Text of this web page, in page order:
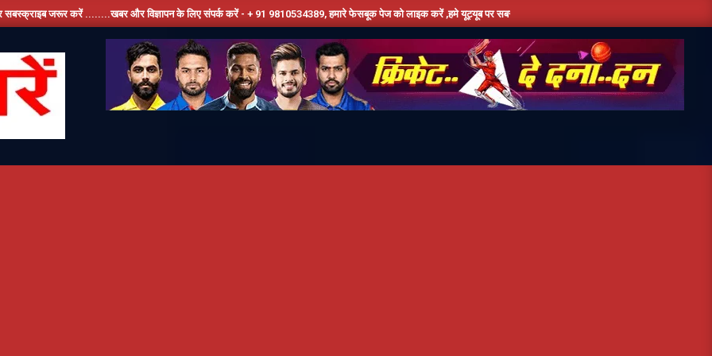
और विज्ञापन के लिए संपर्क करें - + 91 9810534389, हमारे फेसबूक पेज को लाइक करें ,हमे यूट्यूब पर सबस्क्राइब जरूर करें,दिन भर की तमाम छोटी बड़ी खबरों के लिए बने रहे हमारे